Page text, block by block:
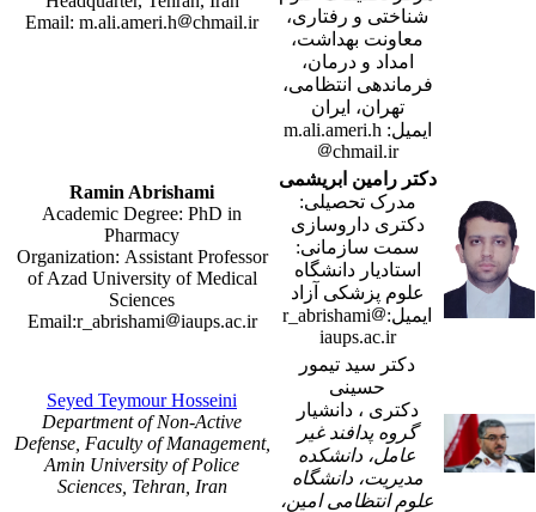
شناختی و رفتاری،
معاونت بهداشت،
امداد و درمان،
فرماندهی انتظامی،
تهران، ایران
ایمیل: m.ali.ameri.h
chmail.ir
Email: m.ali.ameri.h
chmail.ir
دکتر رامین ابریشمی
مدرک تحصیلی:
دکتری داروسازی
سمت سازمانی:
استادیار دانشگاه
علوم پزشکی آزاد
ایمیل:r_abrishami
iaups.ac.ir
Ramin Abrishami
Academic Degree: PhD in
Pharmacy
Organization: Assistant Professor
of Azad University of Medical
Sciences
Email:r_abrishami
iaups.ac.ir
دکتر سید تیمور
حسینی
دکتری ، دانشیار
گروه پدافند غیر
عامل، دانشکده
مدیریت، دانشگاه
علوم انتظامی امین،
Seyed Teymour Hosseini
Department of Non-Active
Defense, Faculty of Management,
Amin University of Police
Sciences, Tehran, Iran